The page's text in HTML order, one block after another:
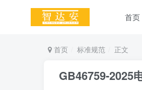
首页
首页 标准规范 正文
GB46759-2025